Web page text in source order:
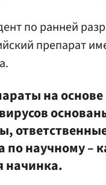
по ранней
препарат
на основе
по научному –
начинка.